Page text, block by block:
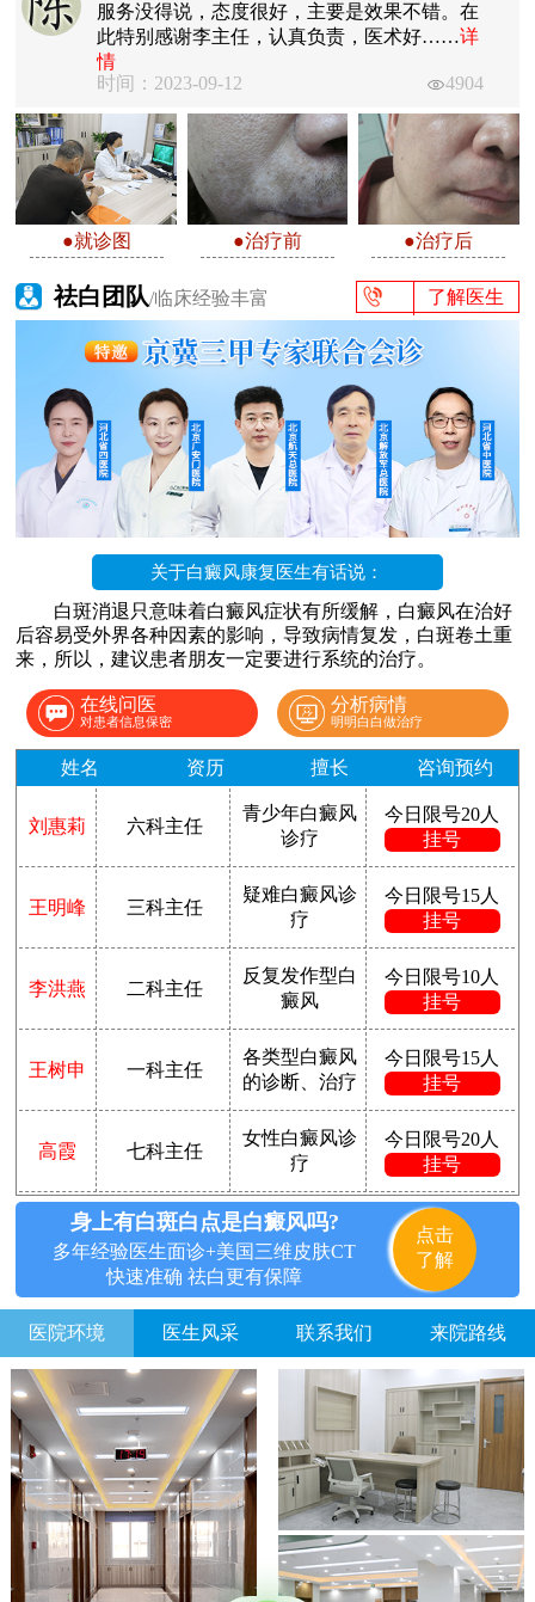
服务没得说，态度很好，主要是效果不错。在
此特别感谢李主任，认真负责，医术好……详
情
时间：2023-09-12
4904
●就诊图 ●治疗前 ●治疗后
祛白团队/临床经验丰富 了解医生
关于白癜风康复医生有话说：
白斑消退只意味着白癜风症状有所缓解，白癜风在治好
后容易受外界各种因素的影响，导致病情复发，白斑卷土重
来，所以，建议患者朋友一定要进行系统的治疗。
在线问医
对患者信息保密
分析病情
明明白白做治疗
姓名 资历 擅长 咨询预约
刘惠莉 六科主任
青少年白癜风
诊疗
今日限号20人
挂号
王明峰 三科主任
疑难白癜风诊
疗
今日限号15人
挂号
李洪燕 二科主任
反复发作型白
癜风
今日限号10人
挂号
王树申 一科主任
各类型白癜风
的诊断、治疗
今日限号15人
挂号
高霞 七科主任
女性白癜风诊
疗
今日限号20人
挂号
身上有白斑白点是白癜风吗?
多年经验医生面诊+美国三维皮肤CT
快速准确 祛白更有保障
点击
了解
医院环境 医生风采 联系我们 来院路线
方便说下您的白癜风症状？